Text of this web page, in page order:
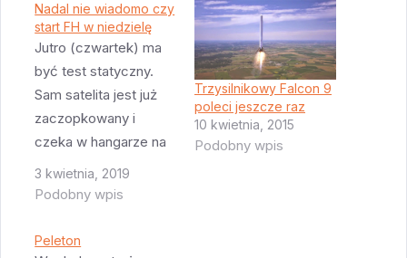
Nadal nie wiadomo czy
start FH w niedzielę
Jutro (czwartek) ma
być test statyczny.
Sam satelita jest już
zaczopkowany i
czeka w hangarze na
LC-39A na integrację
z rakietą. Ale rakieta
wyjechać na
3 kwietnia, 2019
Podobny wpis
Trzysilnikowy Falcon 9
poleci jeszcze raz
10 kwietnia, 2015
Podobny wpis
Peleton